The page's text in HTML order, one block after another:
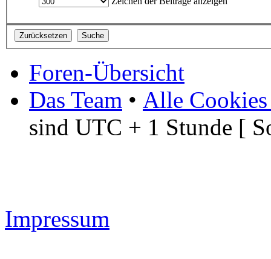
Foren-Übersicht
Das Team • Alle Cookies
sind UTC + 1 Stunde [
Impressum